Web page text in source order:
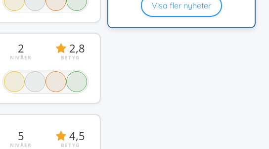
2
NIVÅER
2,8
BETYG
5
NIVÅER
4,5
BETYG
Visa fler nyheter